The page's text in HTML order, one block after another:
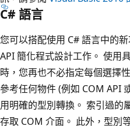
C# 語言
您可以搭配使用 C# 語言中的
API 簡化程式設計工作。 使用
時，您再也不必指定每個選擇
參考任何物件 (例如 COM API
用明確的型別轉換。 索引過的
存取 COM 介面。 此外，型別